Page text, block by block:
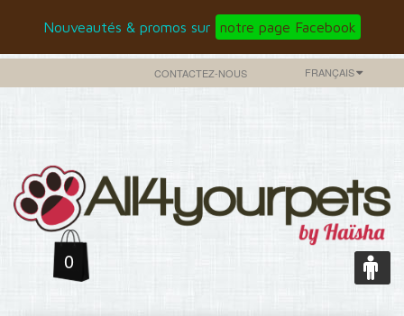
Nouveautés & promos sur notre page Facebook
FRANÇAIS
CONTACTEZ-NOUS
0